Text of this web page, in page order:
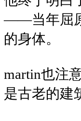
——当年屈
的身体。
martin也注
是古老的建